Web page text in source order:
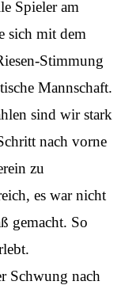
Spieler am
sich mit dem
Stimmung
Mannschaft.
sind wir stark
nach vorne
zu
es war nicht
gemacht. So
Schwung nach